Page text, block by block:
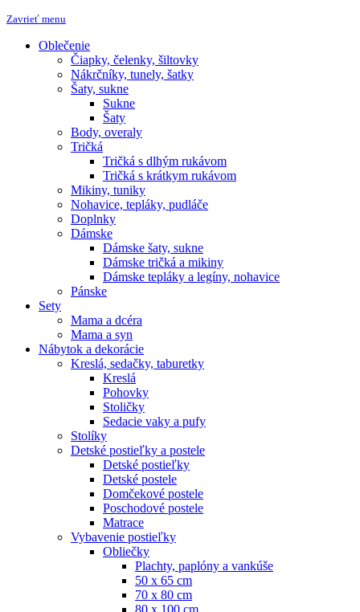
Zavrieť menu
Oblečenie
Čiapky, čelenky, šiltovky
Nákrčníky, tunely, šatky
Šaty, sukne
Sukne
Šaty
Body, overaly
Tričká
Tričká s dlhým rukávom
Tričká s krátkym rukávom
Mikiny, tuniky
Nohavice, tepláky, pudláče
Doplnky
Dámske
Dámske šaty, sukne
Dámske tričká a mikiny
Dámske tepláky a legíny, nohavice
Pánske
Sety
Mama a dcéra
Mama a syn
Nábytok a dekorácie
Kreslá, sedačky, taburetky
Kreslá
Pohovky
Stoličky
Sedacie vaky a pufy
Stolíky
Detské postieľky a postele
Detské postieľky
Detské postele
Domčekové postele
Poschodové postele
Matrace
Vybavenie postieľky
Obliečky
Plachty, paplóny a vankúše
50 x 65 cm
70 x 80 cm
80 x 100 cm